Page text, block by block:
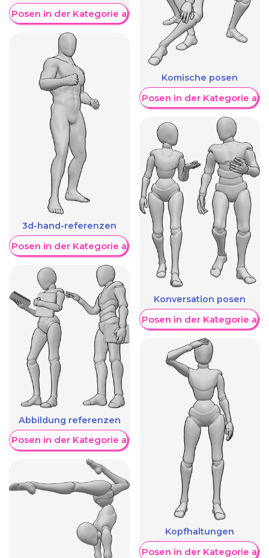
Posen in der Kategorie anzeigen
3d-hand-referenzen
Posen in der Kategorie anzeigen
Abbildung referenzen
Posen in der Kategorie anzeigen
Komische posen
Weitere Posen in der Kategorie
Konversation posen
Weitere Posen in der Kategorie
Kopfhaltungen
Weitere Posen in der Kategorie